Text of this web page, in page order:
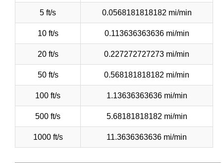
5 ft/s 0.0568181818182 mi/min
10 ft/s 0.113636363636 mi/min
20 ft/s 0.227272727273 mi/min
50 ft/s 0.568181818182 mi/min
100 ft/s 1.13636363636 mi/min
500 ft/s 5.68181818182 mi/min
1000 ft/s 11.3636363636 mi/min